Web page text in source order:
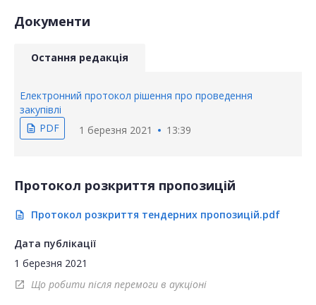
Документи
Остання редакція
Електронний протокол рішення про проведення
закупівлі
description PDF 1 березня 2021 13:39
Протокол розкриття пропозицій
description Протокол розкриття тендерних пропозицій.pdf
Дата публікації
1 березня 2021
open_in_new Що робити після перемоги в аукціоні